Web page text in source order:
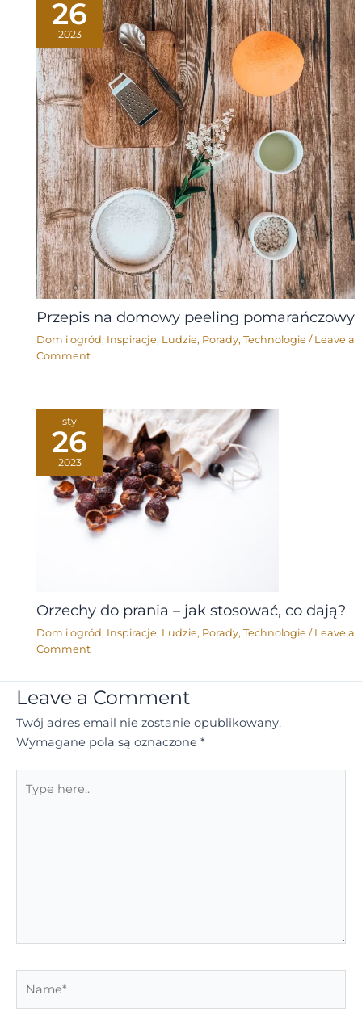
26
2023
Przepis na domowy peeling pomarańczowy
Dom i ogród, Inspiracje, Ludzie, Porady, Technologie / Leave a
Comment
sty
26
2023
Orzechy do prania – jak stosować, co dają?
Dom i ogród, Inspiracje, Ludzie, Porady, Technologie / Leave a
Comment
Leave a Comment
Twój adres email nie zostanie opublikowany.
Wymagane pola są oznaczone *
here..